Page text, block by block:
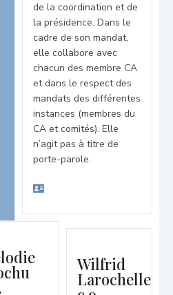
de la coordination et de
la présidence. Dans le
cadre de son mandat,
elle collabore avec
chacun des membre CA
et dans le respect des
mandats des différentes
instances (membres du
CA et comités). Elle
n’agit pas à titre de
porte-parole.
Wilfrid
Larochelle